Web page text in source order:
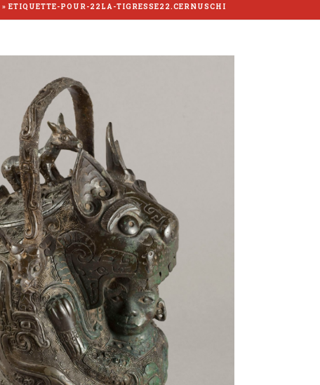
» ETIQUETTE-POUR-22LA-TIGRESSE22.CERNUSCHI